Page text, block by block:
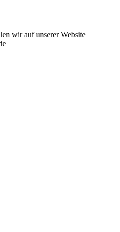
wir auf unserer Website